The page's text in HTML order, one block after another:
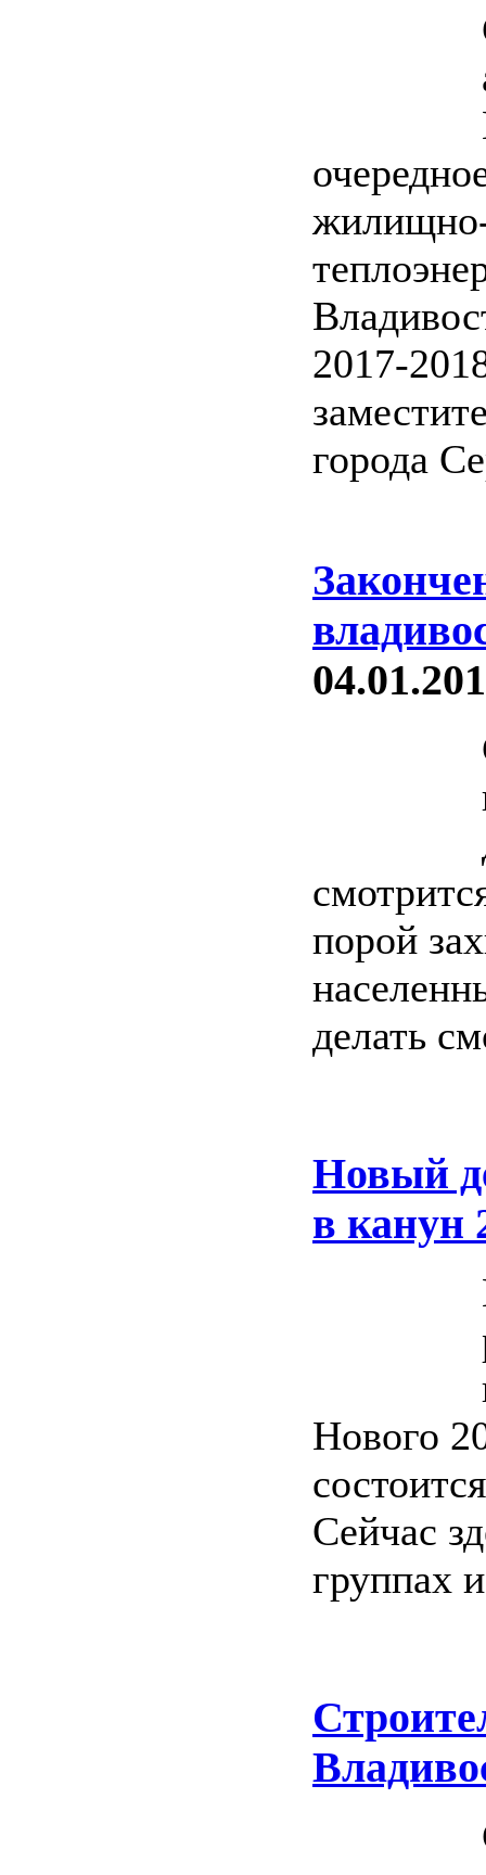
2017-
города
порой
делать
Новый
в канун
Нового
Сейчас
группах